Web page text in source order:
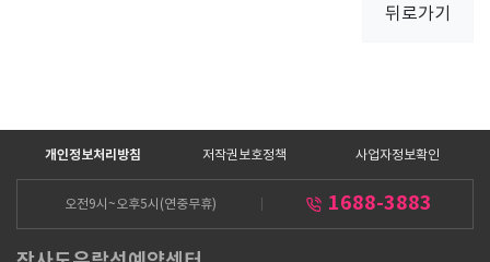
뒤로가기
개인정보처리방침 저작권보호정책 사업자정보확인
오전9시~오후5시(연중무휴) 1688-3883